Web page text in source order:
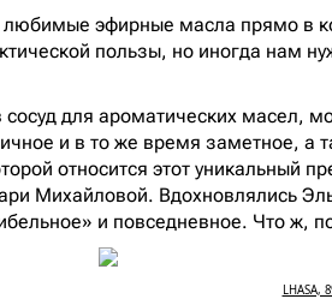
любимые эфирные масла прямо в
пользы, но иногда нам
для ароматических масел,
и в то же время заметное,
относится этот уникальный
Михайловой. Вдохновлялись
и повседневное. Что ж,
LHASA,